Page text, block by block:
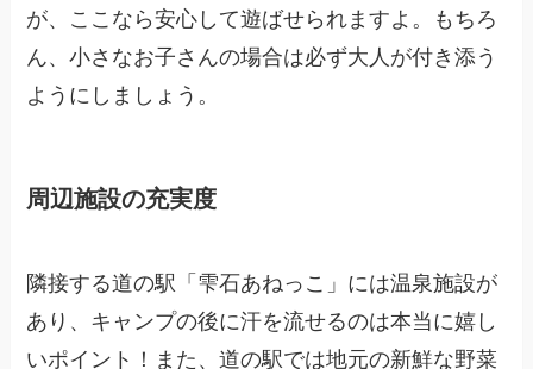
が、ここなら安心して遊ばせられますよ。もちろ
ん、小さなお子さんの場合は必ず大人が付き添う
ようにしましょう。
周辺施設の充実度
隣接する道の駅「雫石あねっこ」には温泉施設が
あり、キャンプの後に汗を流せるのは本当に嬉し
いポイント！また、道の駅では地元の新鮮な野菜